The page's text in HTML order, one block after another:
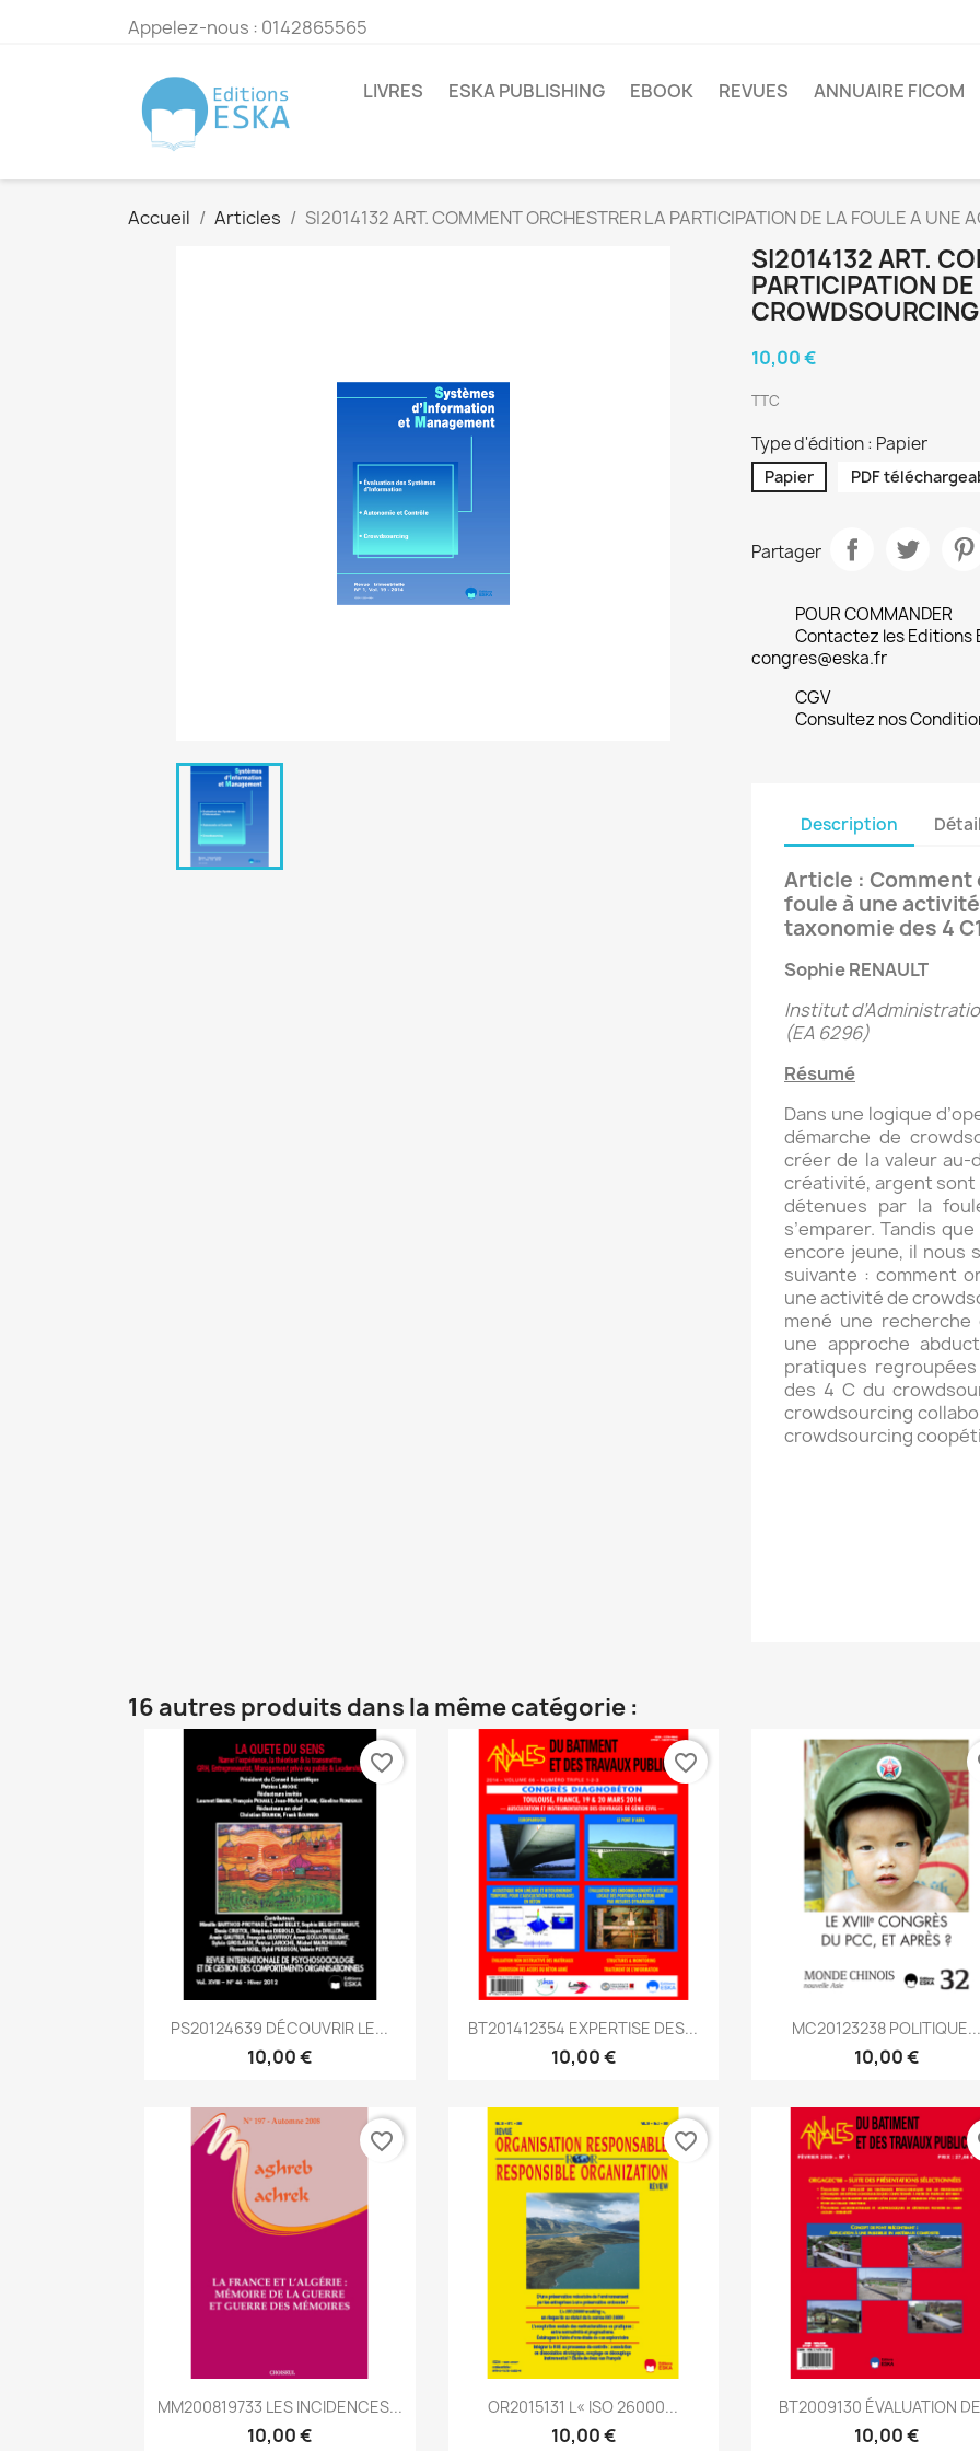
Appelez-nous : 0142865565
LIVRES ESKA PUBLISHING EBOOK REVUES ANNUAIRE FICOM
Accueil Articles SI2014132 ART. COMMENT ORCHESTRER LA PARTICIPATION DE LA FOULE A UNE
SI2014132 ART.
PARTICIPATION
10,00 €
TTC
Type d'édition : Papier
Papier PDF
Partager
POUR COMMANDER
Contactez les Editions
congres@eska.fr
CGV
Consultez nos
Description
Article :
foule à une
taxonomie des 4 C1
Sophie RENAULT
Institut
(EA 6296)
Résumé
Dans une logique
démarche de
créer de la valeur
créativité, argent
détenues par la
s’emparer. Tandis
encore jeune, il nous
suivante : comment
une activité de
mené une recherche
une approche
pratiques
des 4 C du
crowdsourcing
crowdsourcing
16 autres produits dans la même catégorie :
Aperçu rapide
PS20124639 DÉCOUVRIR LE...
10,00 €
favorite_border
Aperçu rapide
BT201412354 EXPERTISE DES...
10,00 €
favorite_border
Aperçu rapide
MC20123238 POLITIQUE...
10,00 €
Aperçu rapide
MM200819733 LES INCIDENCES...
10,00 €
favorite_border
Aperçu rapide
OR2015131 L« ISO 26000...
10,00 €
favorite_border
Aperçu rapide
BT2009130 ÉVALUATION
10,00 €